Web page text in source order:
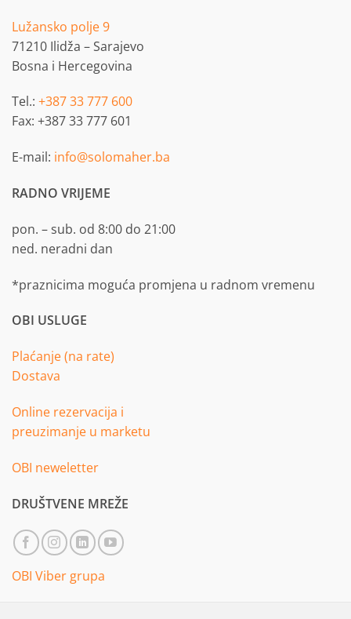
Lužansko polje 9
71210 Ilidža – Sarajevo
Bosna i Hercegovina
Tel.: +387 33 777 600
Fax: +387 33 777 601
E-mail: info@solomaher.ba
RADNO VRIJEME
pon. – sub. od 8:00 do 21:00
ned. neradni dan
*praznicima moguća promjena u radnom vremenu
OBI USLUGE
Plaćanje (na rate)
Dostava
Online rezervacija i
preuzimanje u marketu
OBI neweletter
DRUŠTVENE MREŽE
OBI Viber grupa